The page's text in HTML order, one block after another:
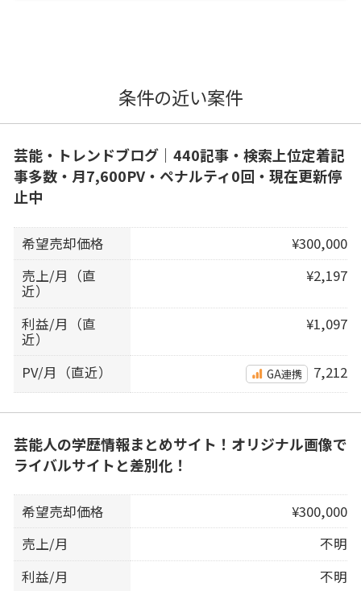
条件の近い案件
芸能・トレンドブログ｜440記事・検索上位定着記
事多数・月7,600PV・ペナルティ0回・現在更新停
止中
希望売却価格
¥300,000
売上/月（直
近）
¥2,197
利益/月（直
近）
¥1,097
PV/月（直近） GA連携 7,212
芸能人の学歴情報まとめサイト！オリジナル画像で
ライバルサイトと差別化！
希望売却価格
¥300,000
売上/月
不明
利益/月
不明